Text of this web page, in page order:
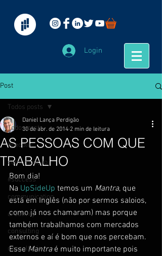
Login
Post
Todos posts
#people
comunicação
#success
communication
creativity
consulting
consultoria
Todos posts
AS PESSOAS COM QUE
TRABALHO
Daniel Lança Perdigão
30 de abr. de 2014 2 min de leitura
Bom dia!
Na UpSideUp temos um Mantra, que
está em Inglês (não por sermos saloios,
como já nos chamaram) mas porque
também trabalhamos com mercados
externos e aí é bom que nos percebam.
Esse Mantra é muito importante pois